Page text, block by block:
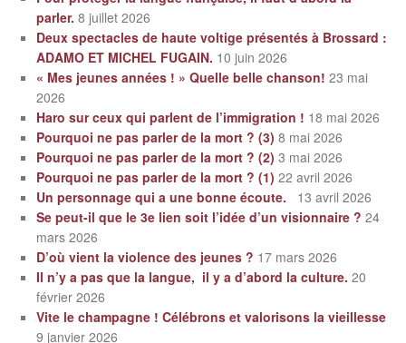
parler. 8 juillet 2026
Deux spectacles de haute voltige présentés à Brossard :
ADAMO ET MICHEL FUGAIN. 10 juin 2026
« Mes jeunes années ! » Quelle belle chanson! 23 mai
2026
Haro sur ceux qui parlent de l’immigration ! 18 mai 2026
Pourquoi ne pas parler de la mort ? (3) 8 mai 2026
Pourquoi ne pas parler de la mort ? (2) 3 mai 2026
Pourquoi ne pas parler de la mort ? (1) 22 avril 2026
Un personnage qui a une bonne écoute.
13 avril 2026
Se peut-il que le 3e lien soit l’idée d’un visionnaire ? 24
mars 2026
D’où vient la violence des jeunes ? 17 mars 2026
Il n’y a pas que la langue, il y a d’abord la culture. 20
février 2026
Vite le champagne ! Célébrons et valorisons la vieillesse
9 janvier 2026